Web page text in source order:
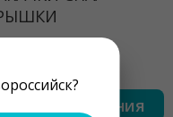
в лист ожидания